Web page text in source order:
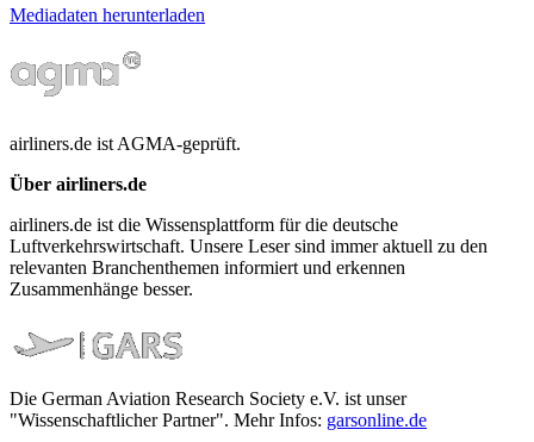
Mediadaten herunterladen
airliners.de ist AGMA-geprüft.
Über airliners.de
airliners.de ist die Wissensplattform für die deutsche
Luftverkehrswirtschaft. Unsere Leser sind immer aktuell zu den
relevanten Branchenthemen informiert und erkennen
Zusammenhänge besser.
Die German Aviation Research Society e.V. ist unser
"Wissenschaftlicher Partner". Mehr Infos: garsonline.de